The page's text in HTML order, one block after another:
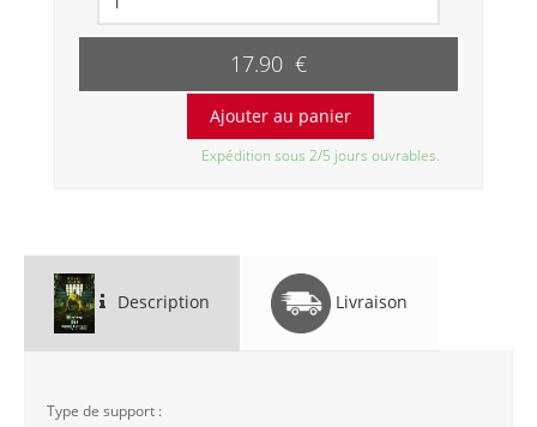
17.90 €
Expédition sous 2/5 jours ouvrables.
Description Livraison
Type de support :